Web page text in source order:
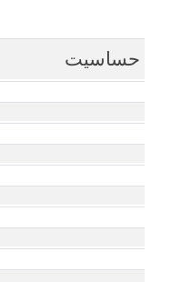
حساسیت